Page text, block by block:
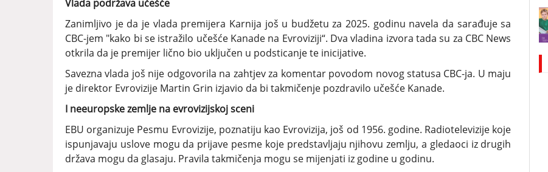
Vlada podržava učešće
Zanimljivo je da je vlada premijera Karnija još u budžetu za 2025. godinu navela da sarađuje sa
CBC-jem "kako bi se istražilo učešće Kanade na Evroviziji“. Dva vladina izvora tada su za CBC News
otkrila da je premijer lično bio uključen u podsticanje te inicijative.
Savezna vlada još nije odgovorila na zahtjev za komentar povodom novog statusa CBC-ja. U maju
je direktor Evrovizije Martin Grin izjavio da bi takmičenje pozdravilo učešće Kanade.
I neeuropske zemlje na evrovizijskoj sceni
EBU organizuje Pesmu Evrovizije, poznatiju kao Evrovizija, još od 1956. godine. Radiotelevizije koje
ispunjavaju uslove mogu da prijave pesme koje predstavljaju njihovu zemlju, a gledaoci iz drugih
država mogu da glasaju. Pravila takmičenja mogu se mijenjati iz godine u godinu.